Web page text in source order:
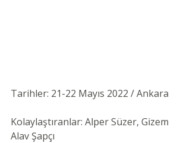
Tarihler: 21-22 Mayıs 2022 / Ankara
Kolaylaştıranlar: Alper Süzer, Gizem
Alav Şapçı